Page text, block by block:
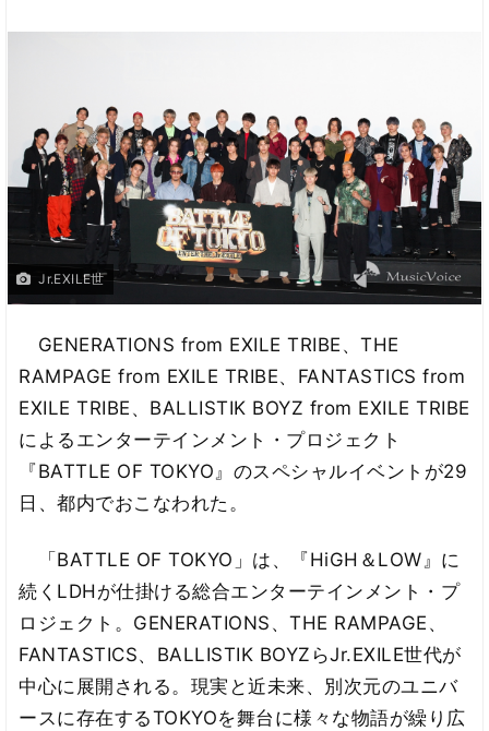
Jr.EXILE世
GENERATIONS from EXILE TRIBE、THE
RAMPAGE from EXILE TRIBE、FANTASTICS from
EXILE TRIBE、BALLISTIK BOYZ from EXILE TRIBE
によるエンターテインメント・プロジェクト
『BATTLE OF TOKYO』のスペシャルイベントが29
日、都内でおこなわれた。
「BATTLE OF TOKYO」は、『HiGH＆LOW』に
続くLDHが仕掛ける総合エンターテインメント・プ
ロジェクト。GENERATIONS、THE RAMPAGE、
FANTASTICS、BALLISTIK BOYZらJr.EXILE世代が
中心に展開される。現実と近未来、別次元のユニバ
ースに存在するTOKYOを舞台に様々な物語が繰り広